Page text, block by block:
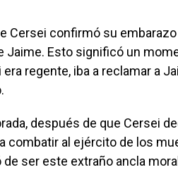
Cersei confirmó su
Jaime. Esto significó un
regente, iba a reclamar a
después de que Cersei
combatir al ejército de los
de ser este extraño ancla